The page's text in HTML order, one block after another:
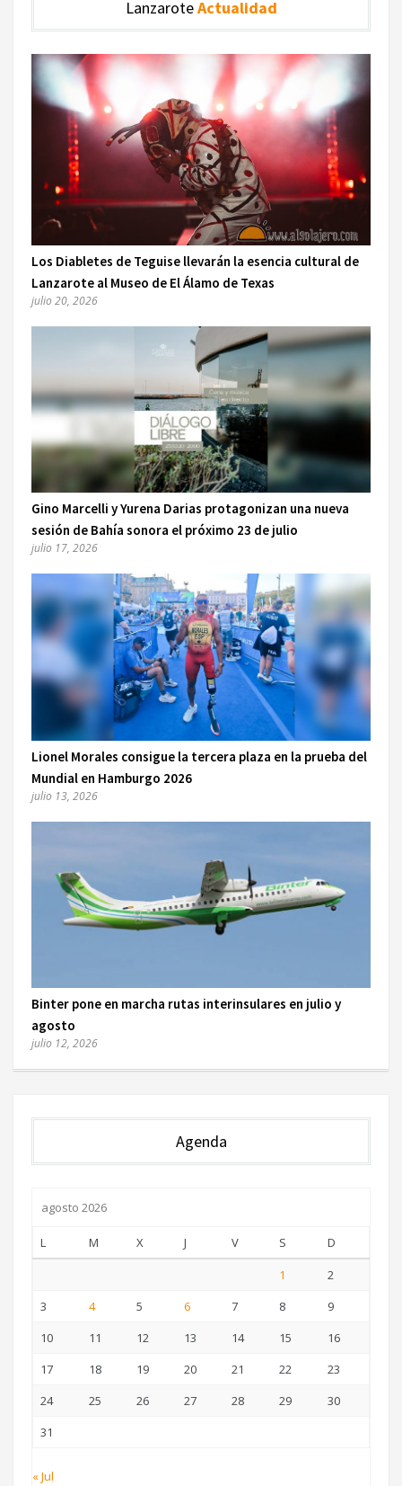
LanzaroteActualidad
Los Diabletes de Teguise llevarán la esencia cultural de
Lanzarote al Museo de El Álamo de Texas
julio 20, 2026
Gino Marcelli y Yurena Darias protagonizan una nueva
sesión de Bahía sonora el próximo 23 de julio
julio 17, 2026
Lionel Morales consigue la tercera plaza en la prueba del
Mundial en Hamburgo 2026
julio 13, 2026
Binter pone en marcha rutas interinsulares en julio y
agosto
julio 12, 2026
Agenda
agosto 2026
L M X J V S
D
1
2
3
4 5 6 7 8
9
10
11 12 13 14 15
16
17
18 19 20 21 22
23
24
25 26 27 28 29
30
31
« Jul